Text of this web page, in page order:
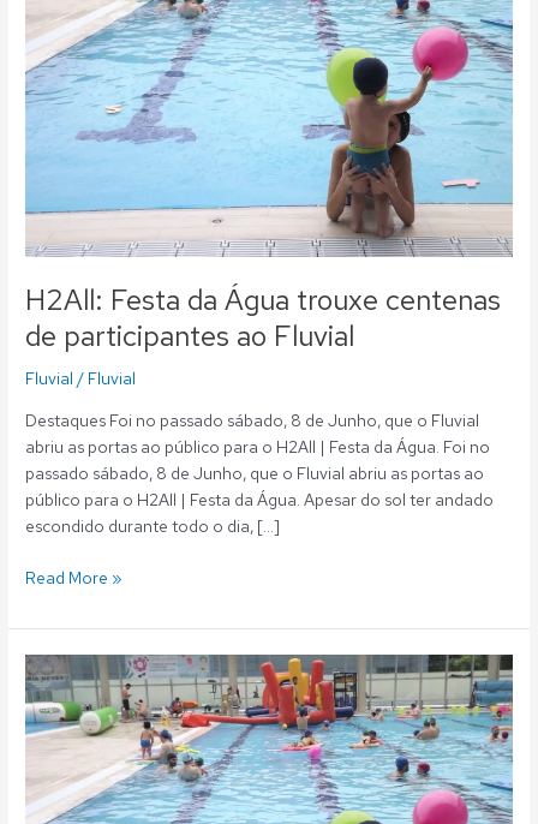
H2All: Festa da Água trouxe centenas
de participantes ao Fluvial
Fluvial / Fluvial
Destaques Foi no passado sábado, 8 de Junho, que o Fluvial
abriu as portas ao público para o H2All | Festa da Água. Foi no
passado sábado, 8 de Junho, que o Fluvial abriu as portas ao
público para o H2All | Festa da Água. Apesar do sol ter andado
escondido durante todo o dia, […]
trouxe
centenas
de
participantes
ao
Read More »
H2All:
Festival
aquático
de